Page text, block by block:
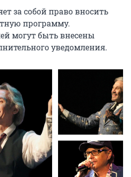
за собой право вносить
программу.
могут быть внесены
уведомления.